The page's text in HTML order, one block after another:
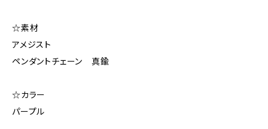
☆素材
アメジスト
ペンダントチェーン 真鍮
☆カラー
パープル